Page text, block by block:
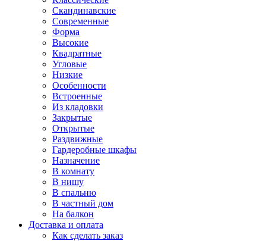
Скандинавские
Современные
Форма
Высокие
Квадратные
Угловые
Низкие
Особенности
Встроенные
Из кладовки
Закрытые
Открытые
Раздвижные
Гардеробные шкафы
Назначение
В комнату
В нишу
В спальню
В частный дом
На балкон
Доставка и оплата
Как сделать заказ